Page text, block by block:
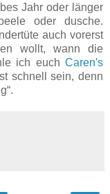
Jahr oder länger
oder dusche.
auch vorerst
wollt, wann die
ich euch Caren's
schnell sein, denn